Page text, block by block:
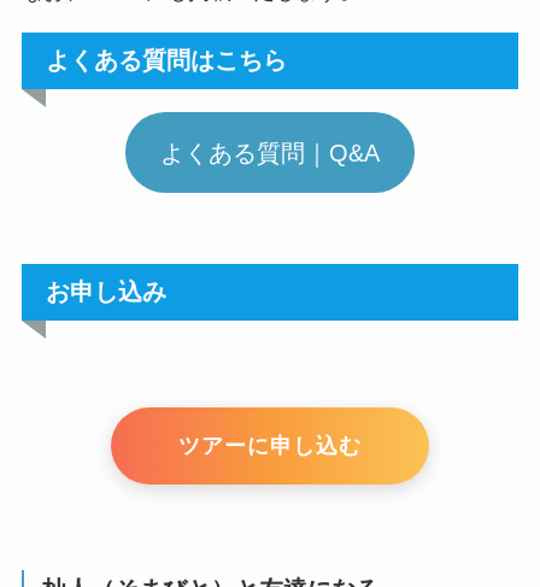
よくある質問はこちら
よくある質問｜Q&A
お申し込み
ツアーに申し込む